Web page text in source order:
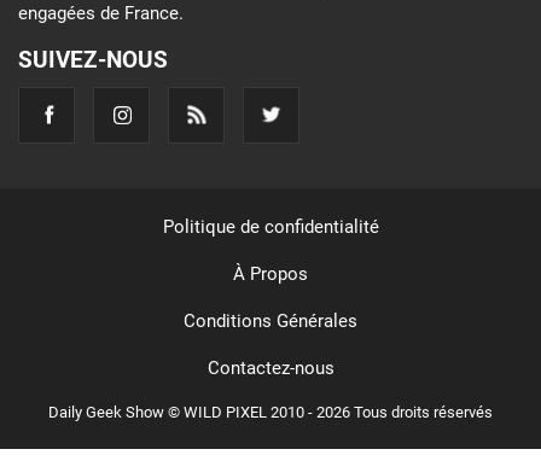
engagées de France.
SUIVEZ-NOUS
Daily Geek Show © WILD PIXEL 2010 - 2026 Tous droits réservés
Politique de confidentialité
À Propos
Conditions Générales
Contactez-nous